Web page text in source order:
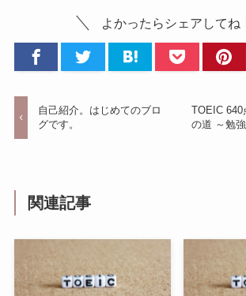
よかったらシェアしてね
自己紹介。はじめてのブロ
グです。
TOEIC 640
の道 ～勉
関連記事